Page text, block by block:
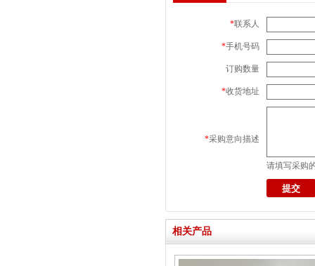
*联系人
*手机号码
订购数量
*收货地址
*采购意向描述
请填写采购
相关产品